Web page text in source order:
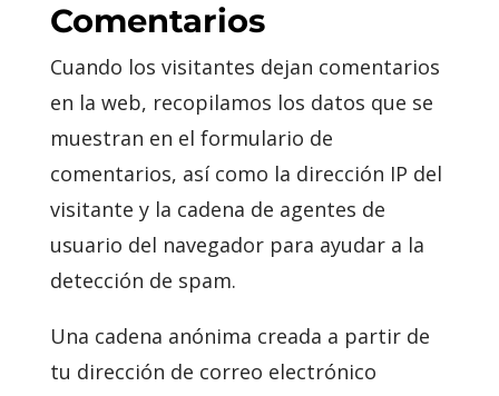
Comentarios
Cuando los visitantes dejan comentarios
en la web, recopilamos los datos que se
muestran en el formulario de
comentarios, así como la dirección IP del
visitante y la cadena de agentes de
usuario del navegador para ayudar a la
detección de spam.
Una cadena anónima creada a partir de
tu dirección de correo electrónico